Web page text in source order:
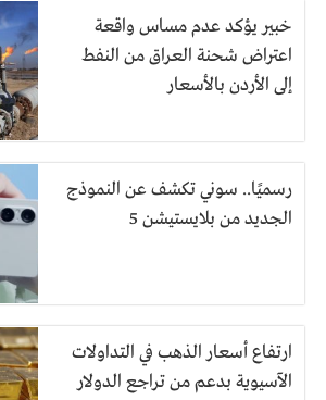
خبير يؤكد عدم مساس واقعة
اعتراض شحنة العراق من النفط
إلى الأردن بالأسعار
رسميًا.. سوني تكشف عن النموذج
الجديد من بلايستيشن 5
ارتفاع أسعار الذهب في التداولات
الآسيوية بدعم من تراجع الدولار